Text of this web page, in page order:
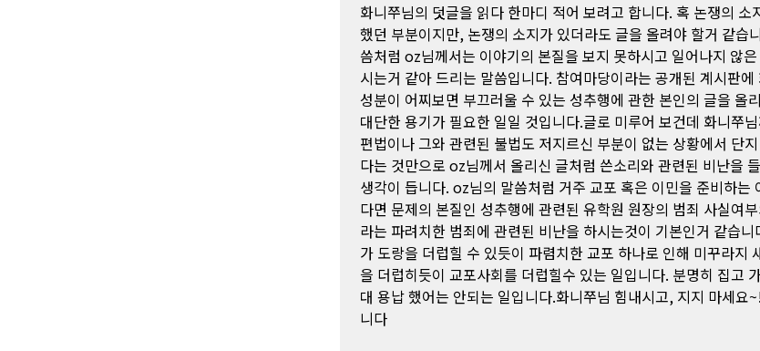
화니쭈님의 덧글을 읽다 한마디 적어 보려고 합니다. 혹 논쟁의 소
했던 부분이지만, 논쟁의 소지가 있더라도 글을 올려야 할거 같습
씀처럼 oz님께서는 이야기의 본질을 보지 못하시고 일어나지 않
시는거 같아 드리는 말씀입니다. 참여마당이라는 공개된 계시판에
성분이 어찌보면 부끄러울 수 있는 성추행에 관한 본인의 글을 올
대단한 용기가 필요한 일일 것입니다.글로 미루어 보건데 화니쭈
편법이나 그와 관련된 불법도 저지르신 부분이 없는 상황에서 단
다는 것만으로 oz님께서 올리신 글처럼 쓴소리와 관련된 비난을
생각이 듭니다. oz님의 말씀처럼 거주 교포 혹은 이민을 준비하는
다면 문제의 본질인 성추행에 관련된 유학원 원장의 범죄 사실여
라는 파려치한 범죄에 관련된 비난을 하시는것이 기본인거 같습니
가 도랑을 더럽힐 수 있듯이 파렴치한 교포 하나로 인해 미꾸라지
을 더럽히듯이 교포사회를 더럽힐수 있는 일입니다. 분명히 집고
대 용납 했어는 안되는 일입니다.화니쭈님 힘내시고, 지지 마세요
니다